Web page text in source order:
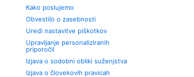
Kako poslujemo
Obvestilo o zasebnosti
Uredi nastavitve piškotkov
Upravljanje personaliziranih
priporočil
Izjava o sodobni obliki suženjstva
Izjava o človekovih pravicah